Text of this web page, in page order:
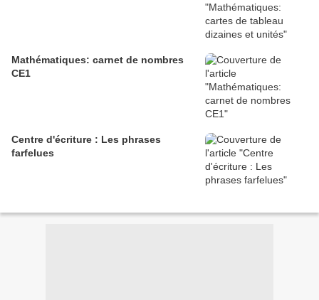
Mathématiques: carnet de nombres
CE1
Centre d'écriture : Les phrases
farfelues